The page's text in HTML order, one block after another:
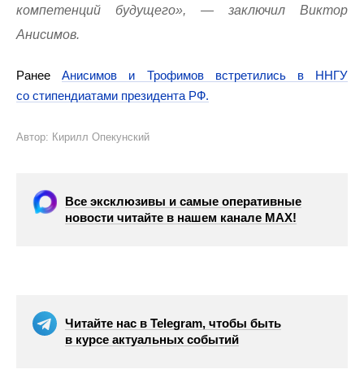
компетенций будущего», — заключил Виктор
Анисимов.
РанееАнисимов и Трофимов встретились в ННГУ
со стипендиатами президента РФ.
Автор: Кирилл Опекунский
Все эксклюзивы и самые оперативные
новости читайте в нашем канале МАХ!
Читайте нас в Telegram, чтобы быть
в курсе актуальных событий